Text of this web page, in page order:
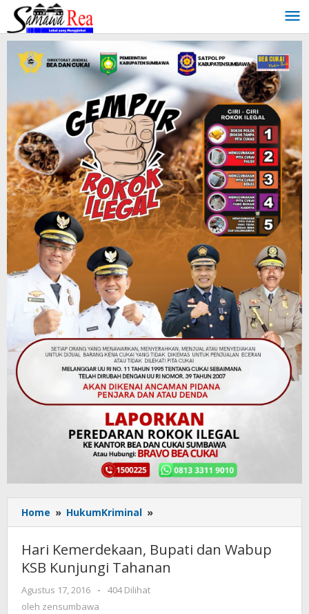
Lewati
konten
Home » HukumKriminal »
Kemerdekaan,
dan
Wabup
Hari Kemerdekaan, Bupati dan Wabup
KSB Kunjungi Tahanan
Agustus 17, 2016
oleh
zensumbawa
-
404 Dilihat
oleh zensumbawa